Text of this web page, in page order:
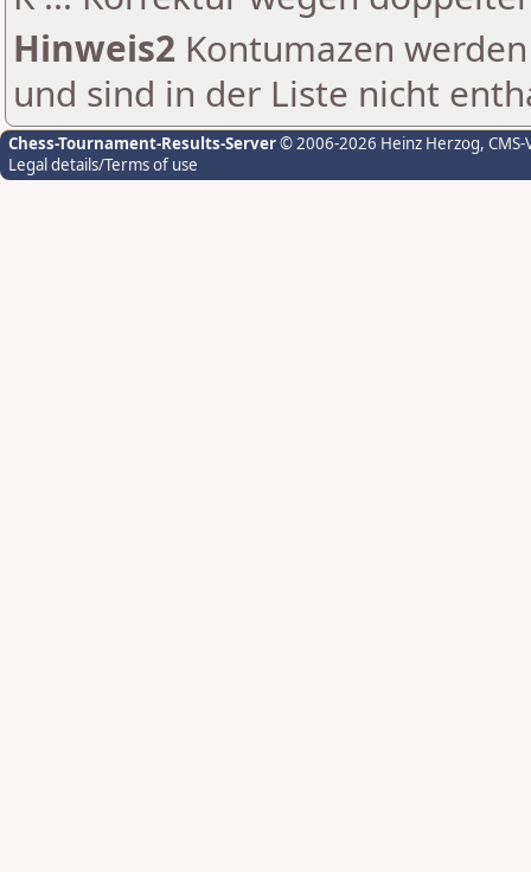
Hinweis2 Kontumazen
und sind in der Liste nicht
Chess-Tournament-Results-Server© 2006-2026 Heinz Herzog,
Legal details/Terms of use